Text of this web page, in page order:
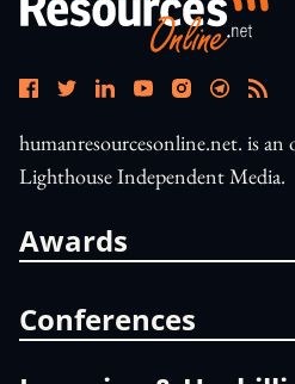
humanresourcesonline.net. is
Lighthouse Independent Media.
Awards
Conferences